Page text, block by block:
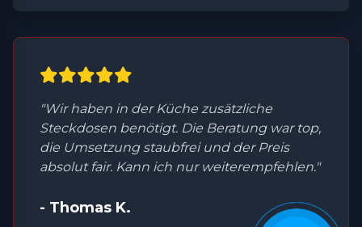
"Wir haben in der Küche zusätzliche
Steckdosen benötigt. Die Beratung war top,
die Umsetzung staubfrei und der Preis
absolut fair. Kann ich nur weiterempfehlen."
- Thomas K.